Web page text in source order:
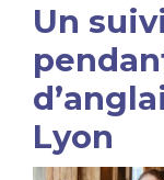
Un
Lyon